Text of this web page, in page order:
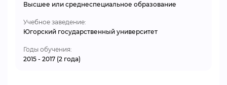
Высшее или среднеспециальное образование
Учебное заведение:
Югорский государственный университет
Годы обучения:
2015 - 2017 (2 года)